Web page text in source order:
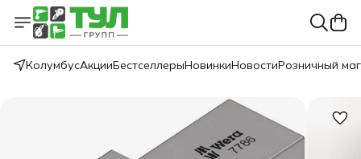
КолумбусАкцииБестселлерыНовинкиНовостиРозничный